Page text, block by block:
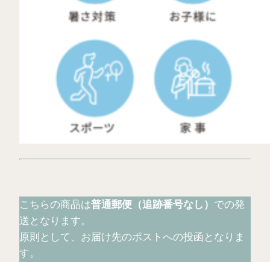
こちらの商品は普通郵便（追跡番号なし） での発
送となります。
原則として、お届け先のポストへの投函となりま
す。